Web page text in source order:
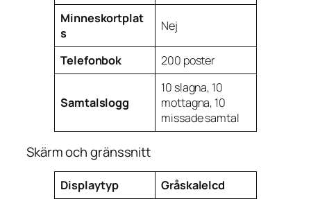
Minneskortplat
s
Nej
Telefonbok 200 poster
Samtalslogg
10 slagna, 10
mottagna, 10
missade samtal
Skärm och gränssnitt
Displaytyp
Gråskalelcd